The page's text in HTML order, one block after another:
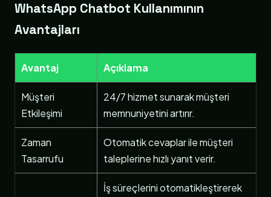
WhatsApp Chatbot Kullanımının
Avantajları
Avantaj Açıklama
Müşteri
Etkileşimi
24/7 hizmet sunarak müşteri
memnuniyetini artırır.
Zaman
Tasarrufu
Otomatik cevaplar ile müşteri
taleplerine hızlı yanıt verir.
İş süreçlerini otomatikleştirerek